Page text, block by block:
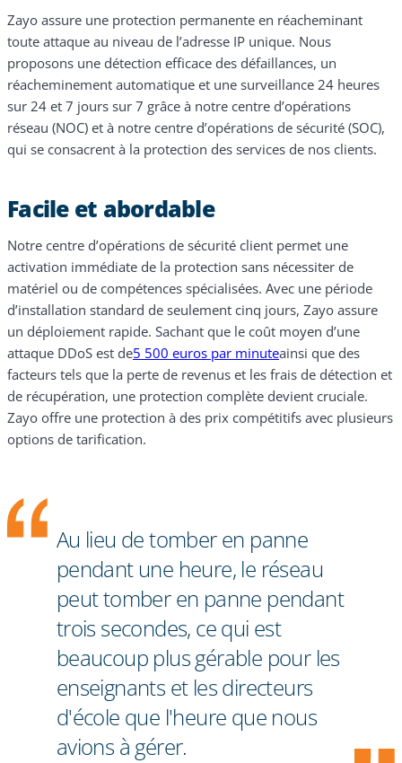
Zayo assure une protection permanente en réacheminant
toute attaque au niveau de l’adresse IP unique. Nous
proposons une détection efficace des défaillances, un
réacheminement automatique et une surveillance 24 heures
sur 24 et 7 jours sur 7 grâce à notre centre d’opérations
réseau (NOC) et à notre centre d’opérations de sécurité (SOC),
qui se consacrent à la protection des services de nos clients.
Facile et abordable
Notre centre d’opérations de sécurité client permet une
activation immédiate de la protection sans nécessiter de
matériel ou de compétences spécialisées. Avec une période
d’installation standard de seulement cinq jours, Zayo assure
un déploiement rapide. Sachant que le coût moyen d’une
attaque DDoS est de5 500 euros par minuteainsi que des
facteurs tels que la perte de revenus et les frais de détection et
de récupération, une protection complète devient cruciale.
Zayo offre une protection à des prix compétitifs avec plusieurs
options de tarification.
Au lieu de tomber en panne
pendant une heure, le réseau
peut tomber en panne pendant
trois secondes, ce qui est
beaucoup plus gérable pour les
enseignants et les directeurs
d'école que l'heure que nous
avions à gérer.